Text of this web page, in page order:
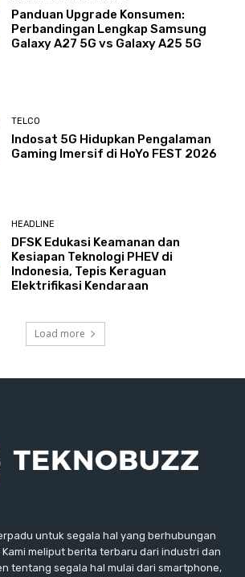
Panduan Upgrade Konsumen:
Perbandingan Lengkap Samsung
Galaxy A27 5G vs Galaxy A25 5G
TELCO
Indosat 5G Hidupkan Pengalaman
Gaming Imersif di HoYo FEST 2026
HEADLINE
DFSK Edukasi Keamanan dan
Kesiapan Teknologi PHEV di
Indonesia, Tepis Keraguan
Elektrifikasi Kendaraan
Load more
untuk segala hal yang berhubungan
meliput berita terbaru dari industri dan
tentang segala hal mulai dari smartphone,